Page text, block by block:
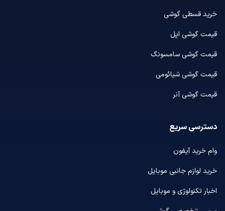
خرید قسطی گوشی
قیمت گوشی اپل
قیمت گوشی سامسونگ
قیمت گوشی شیائومی
قیمت گوشی آنر
دسترسی سریع
وام خرید آیفون
خرید لوازم جانبی موبایل
اخبار تکنولوژی و موبایل